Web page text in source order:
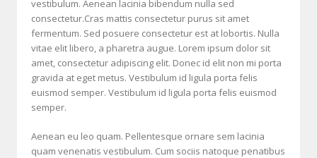
vestibulum. Aenean lacinia bibendum nulla sed
consectetur.Cras mattis consectetur purus sit amet
fermentum. Sed posuere consectetur est at lobortis. Nulla
vitae elit libero, a pharetra augue. Lorem ipsum dolor sit
amet, consectetur adipiscing elit. Donec id elit non mi porta
gravida at eget metus. Vestibulum id ligula porta felis
euismod semper. Vestibulum id ligula porta felis euismod
semper.
Aenean eu leo quam. Pellentesque ornare sem lacinia
quam venenatis vestibulum. Cum sociis natoque penatibus